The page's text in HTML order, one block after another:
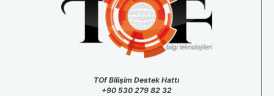
TOf Bilişim Destek Hattı
+90 530 279 82 32